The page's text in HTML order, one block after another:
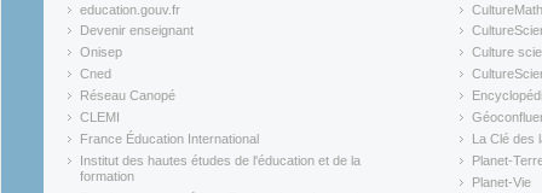
education.gouv.fr
(link is external)
Devenir enseignant
(link is external)
Onisep
(link is external)
Cned
(link is external)
Réseau Canopé
(link is external)
CLEMI
(link is external)
France Éducation International
(link is external)
Institut des hautes études de l'éducation et de la
formation
CultureMath
(link is
(link is
Culture
(link is
(link is
(link is
La Clé des
(link is
Planet-
(link is
Planet-Vie